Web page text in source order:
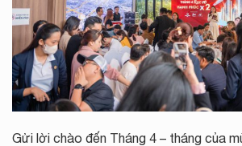
Gửi lời chào đến Tháng 4 – tháng của